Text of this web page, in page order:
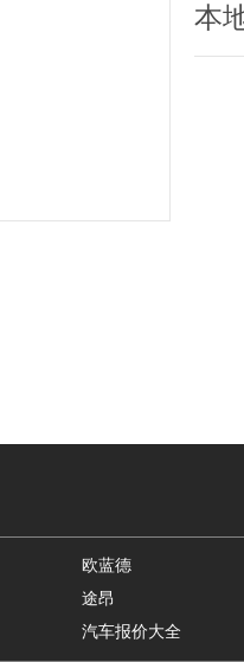
本
欧蓝德
途昂
汽车报价大全